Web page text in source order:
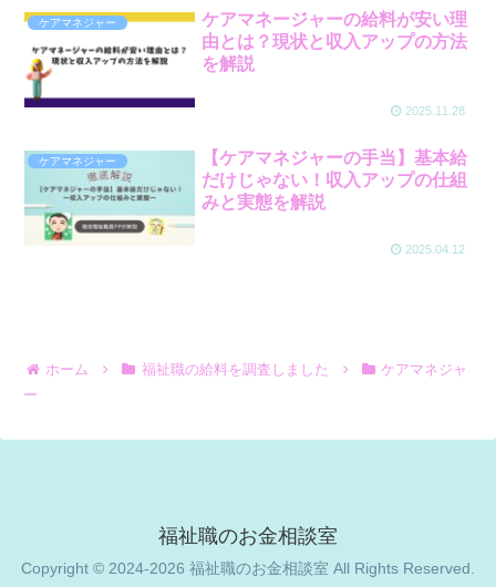
ケアマネジャー
ケアマネージャーの給料が安い理
由とは？現状と収入アップの方法
を解説
2025.11.28
ケアマネジャー
【ケアマネジャーの手当】基本給
だけじゃない！収入アップの仕組
みと実態を解説
2025.04.12
ホーム 福祉職の給料を調査しました
ケアマネジャ
ー
福祉職のお金相談室
Copyright © 2024-2026 福祉職のお金相談室 All Rights Reserved.